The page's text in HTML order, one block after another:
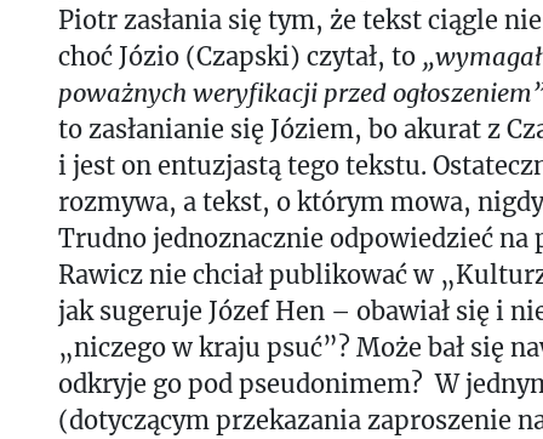
Piotr zasłania się tym, że tekst ciągle
choć Józio (Czapski) czytał, to
poważnych weryfikacji przed
to zasłanianie się Józiem, bo akurat z
i jest on entuzjastą tego tekstu.
rozmywa, a tekst, o którym mowa,
Trudno jednoznacznie odpowiedzieć na
Rawicz nie chciał publikować w
jak sugeruje Józef Hen – obawiał się i
„niczego w kraju psuć”? Może bał się
odkryje go pod pseudonimem? W
(dotyczącym przekazania zaproszenie